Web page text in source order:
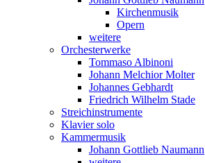
Kirchenmusik
Opern
weitere
Orchesterwerke
Tommaso Albinoni
Johann Melchior Molter
Johannes Gebhardt
Friedrich Wilhelm Stade
Streichinstrumente
Klavier solo
Kammermusik
Johann Gottlieb Naumann